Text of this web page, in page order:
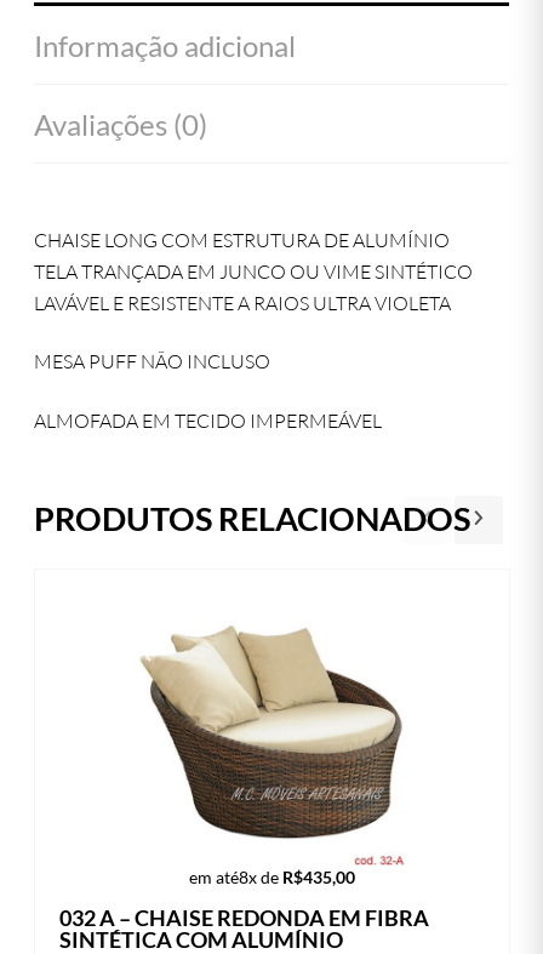
Informação adicional
Avaliações (0)
CHAISE LONG COM ESTRUTURA DE ALUMÍNIO
TELA TRANÇADA EM JUNCO OU VIME SINTÉTICO
LAVÁVEL E RESISTENTE A RAIOS ULTRA VIOLETA
MESA PUFF NÃO INCLUSO
ALMOFADA EM TECIDO IMPERMEÁVEL
PRODUTOS RELACIONADOS
em até8x de R$435,00
032 A – CHAISE REDONDA EM FIBRA
SINTÉTICA COM ALUMÍNIO